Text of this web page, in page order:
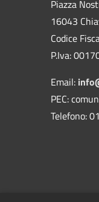
Piazza
16043
Codice
P.Iva:
Email:
PEC:
Telefono: